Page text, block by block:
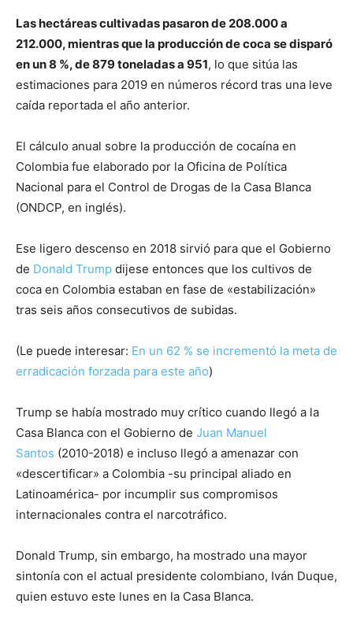
Las hectáreas cultivadas pasaron de 208.000 a
212.000, mientras que la producción de coca se disparó
en un 8 %, de 879 toneladas a 951, lo que sitúa las
estimaciones para 2019 en números récord tras una leve
caída reportada el año anterior.
El cálculo anual sobre la producción de cocaína en
Colombia fue elaborado por la Oficina de Política
Nacional para el Control de Drogas de la Casa Blanca
(ONDCP, en inglés).
Ese ligero descenso en 2018 sirvió para que el Gobierno
de Donald Trump dijese entonces que los cultivos de
coca en Colombia estaban en fase de «estabilización»
tras seis años consecutivos de subidas.
(Le puede interesar: En un 62 % se incrementó la meta de
erradicación forzada para este año)
Trump se había mostrado muy crítico cuando llegó a la
Casa Blanca con el Gobierno de Juan Manuel
Santos (2010-2018) e incluso llegó a amenazar con
«descertificar» a Colombia -su principal aliado en
Latinoamérica- por incumplir sus compromisos
internacionales contra el narcotráfico.
Donald Trump, sin embargo, ha mostrado una mayor
sintonía con el actual presidente colombiano, Iván Duque,
quien estuvo este lunes en la Casa Blanca.